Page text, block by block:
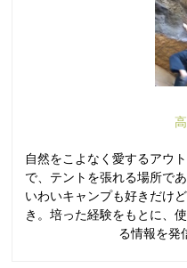
自然をこよなく愛するアウ
で、テントを張れる場所で
いわいキャンプも好きだけ
き。培った経験をもとに、
る情報を発